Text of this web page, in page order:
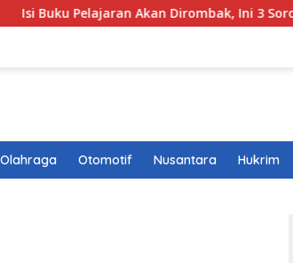
Akan Dirombak, Ini 3 Sorotan Presiden
Olahraga Otomotif Nusantara Hukrim